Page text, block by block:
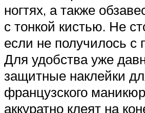
ногтях, а также
с тонкой кистью. Не
если не получилось с
Для удобства уже
защитные наклейки
французского
аккуратно клеят на